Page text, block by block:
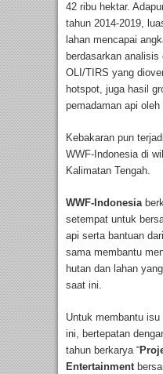
42 ribu hektar.
tahun 2014-2019,
lahan mencapai
berdasarkan
OLI/TIRS yang
hotspot, juga hasil
pemadaman api oleh
Kebakaran pun
WWF-Indonesia di
Kalimatan Tengah.
WWF-Indonesia
setempat untuk
api serta bantuan
sama membantu
hutan dan lahan
saat ini.
Untuk membantu
ini, bertepatan
tahun berkarya “
Entertainment